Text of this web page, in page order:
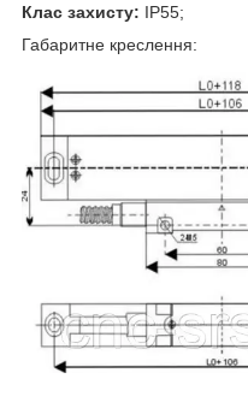
Клас захисту: IP55;
Габаритне креслення: